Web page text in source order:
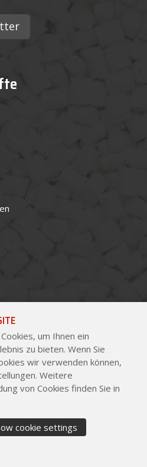
Technology
Sitemap
um Ihnen ein
zu bieten. Wenn Sie
wir verwenden können,
Weitere
von Cookies finden Sie in
cookie settings